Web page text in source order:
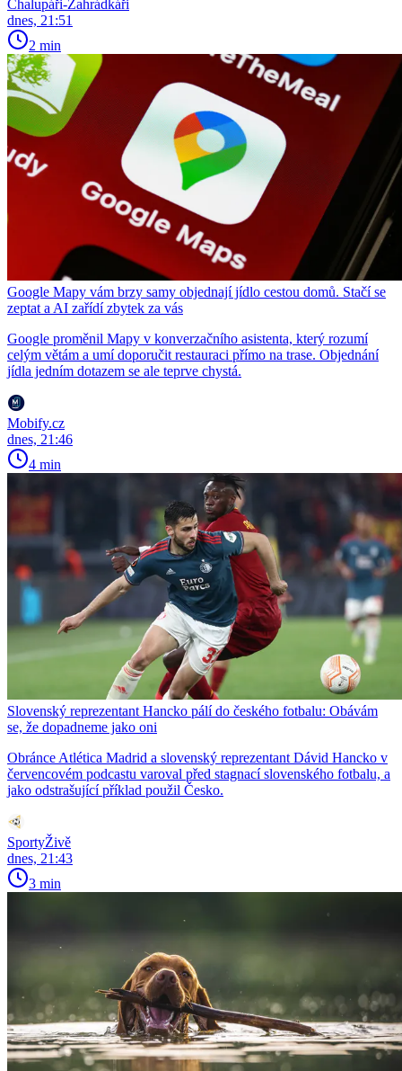
Chalupáři-Zahrádkáři
dnes, 21:51
2 min
Google Mapy vám brzy samy objednají jídlo cestou domů. Stačí se
zeptat a AI zařídí zbytek za vás
Google proměnil Mapy v konverzačního asistenta, který rozumí
celým větám a umí doporučit restauraci přímo na trase. Objednání
jídla jedním dotazem se ale teprve chystá.
Mobify.cz
dnes, 21:46
4 min
Slovenský reprezentant Hancko pálí do českého fotbalu: Obávám
se, že dopadneme jako oni
Obránce Atlética Madrid a slovenský reprezentant Dávid Hancko v
červencovém podcastu varoval před stagnací slovenského fotbalu, a
jako odstrašující příklad použil Česko.
SportyŽivě
dnes, 21:43
3 min